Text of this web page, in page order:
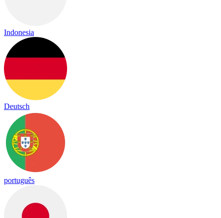
Indonesia
Deutsch
português